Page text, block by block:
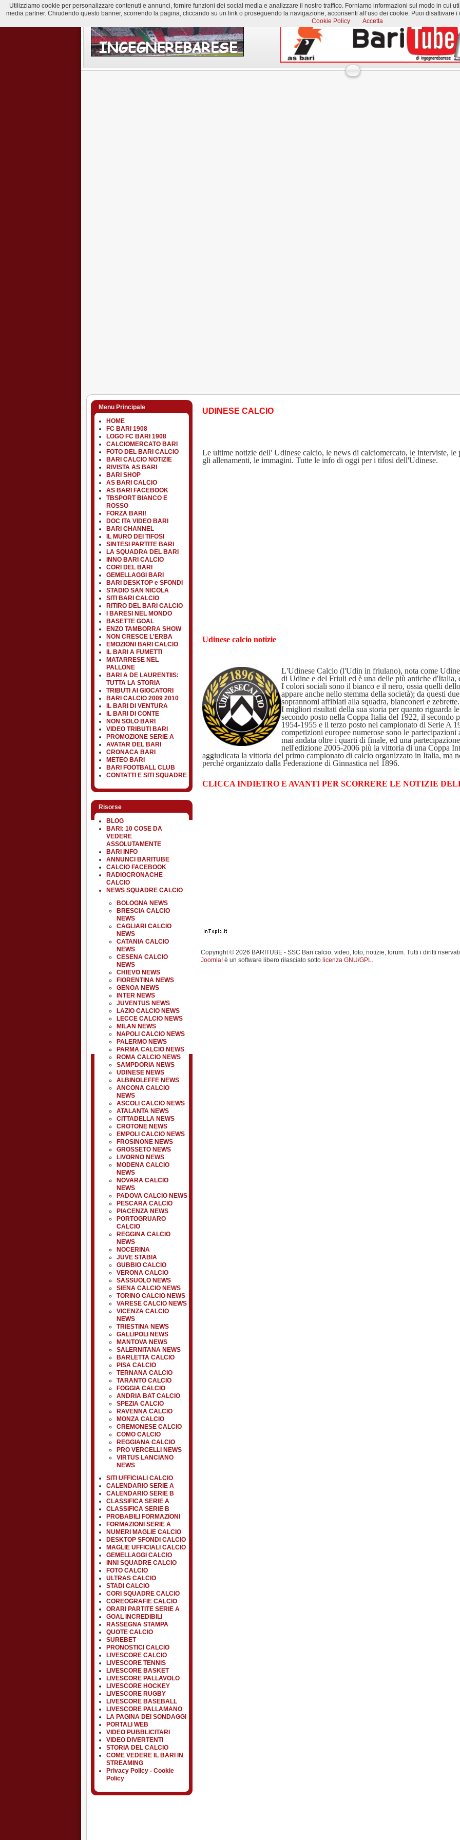
Menu Principale
HOME
FC BARI 1908
LOGO FC BARI 1908
CALCIOMERCATO BARI
FOTO DEL BARI CALCIO
BARI CALCIO NOTIZIE
RIVISTA AS BARI
BARI SHOP
AS BARI CALCIO
AS BARI FACEBOOK
TBSPORT BIANCO E
ROSSO
FORZA BARI!
DOC ITA VIDEO BARI
BARI CHANNEL
IL MURO DEI TIFOSI
SINTESI PARTITE BARI
LA SQUADRA DEL BARI
INNO BARI CALCIO
CORI DEL BARI
GEMELLAGGI BARI
BARI DESKTOP e SFONDI
STADIO SAN NICOLA
SITI BARI CALCIO
RITIRO DEL BARI CALCIO
I BARESI NEL MONDO
BASETTE GOAL
ENZO TAMBORRA SHOW
NON CRESCE L'ERBA
EMOZIONI BARI CALCIO
IL BARI A FUMETTI
MATARRESE NEL
PALLONE
BARI A DE LAURENTIIS:
TUTTA LA STORIA
TRIBUTI AI GIOCATORI
BARI CALCIO 2009 2010
IL BARI DI VENTURA
IL BARI DI CONTE
NON SOLO BARI
VIDEO TRIBUTI BARI
PROMOZIONE SERIE A
AVATAR DEL BARI
CRONACA BARI
METEO BARI
BARI FOOTBALL CLUB
CONTATTI E SITI SQUADRE
Risorse
BLOG
BARI: 10 COSE DA
VEDERE
ASSOLUTAMENTE
BARI INFO
ANNUNCI BARITUBE
CALCIO FACEBOOK
RADIOCRONACHE
CALCIO
NEWS SQUADRE CALCIO
BOLOGNA NEWS
BRESCIA CALCIO
NEWS
CAGLIARI CALCIO
NEWS
CATANIA CALCIO
NEWS
CESENA CALCIO
NEWS
CHIEVO NEWS
FIORENTINA NEWS
GENOA NEWS
INTER NEWS
JUVENTUS NEWS
LAZIO CALCIO NEWS
LECCE CALCIO NEWS
MILAN NEWS
NAPOLI CALCIO NEWS
PALERMO NEWS
PARMA CALCIO NEWS
ROMA CALCIO NEWS
SAMPDORIA NEWS
UDINESE NEWS
ALBINOLEFFE NEWS
ANCONA CALCIO
NEWS
ASCOLI CALCIO NEWS
ATALANTA NEWS
CITTADELLA NEWS
CROTONE NEWS
EMPOLI CALCIO NEWS
FROSINONE NEWS
GROSSETO NEWS
LIVORNO NEWS
MODENA CALCIO
NEWS
NOVARA CALCIO
NEWS
PADOVA CALCIO NEWS
PESCARA CALCIO
PIACENZA NEWS
PORTOGRUARO
CALCIO
REGGINA CALCIO
NEWS
NOCERINA
JUVE STABIA
GUBBIO CALCIO
VERONA CALCIO
SASSUOLO NEWS
SIENA CALCIO NEWS
TORINO CALCIO NEWS
VARESE CALCIO NEWS
VICENZA CALCIO
NEWS
TRIESTINA NEWS
GALLIPOLI NEWS
MANTOVA NEWS
SALERNITANA NEWS
BARLETTA CALCIO
PISA CALCIO
TERNANA CALCIO
TARANTO CALCIO
FOGGIA CALCIO
ANDRIA BAT CALCIO
SPEZIA CALCIO
RAVENNA CALCIO
MONZA CALCIO
CREMONESE CALCIO
COMO CALCIO
REGGIANA CALCIO
PRO VERCELLI NEWS
VIRTUS LANCIANO
NEWS
SITI UFFICIALI CALCIO
CALENDARIO SERIE A
CALENDARIO SERIE B
CLASSIFICA SERIE A
CLASSIFICA SERIE B
PROBABILI FORMAZIONI
FORMAZIONI SERIE A
NUMERI MAGLIE CALCIO
DESKTOP SFONDI CALCIO
MAGLIE UFFICIALI CALCIO
GEMELLAGGI CALCIO
INNI SQUADRE CALCIO
FOTO CALCIO
ULTRAS CALCIO
STADI CALCIO
CORI SQUADRE CALCIO
COREOGRAFIE CALCIO
ORARI PARTITE SERIE A
GOAL INCREDIBILI
RASSEGNA STAMPA
QUOTE CALCIO
SUREBET
PRONOSTICI CALCIO
LIVESCORE CALCIO
LIVESCORE TENNIS
LIVESCORE BASKET
LIVESCORE PALLAVOLO
LIVESCORE HOCKEY
LIVESCORE RUGBY
LIVESCORE BASEBALL
LIVESCORE PALLAMANO
LA PAGINA DEI SONDAGGI
PORTALI WEB
VIDEO PUBBLICITARI
VIDEO DIVERTENTI
STORIA DEL CALCIO
COME VEDERE IL BARI IN
STREAMING
Privacy Policy - Cookie
Policy
UDINESE CALCIO
Le ultime notizie dell' Udinese calcio, le news di calciomercato, le interviste,
gli allenamenti, le immagini. Tutte le info di oggi per i tifosi dell'Udinese.
Udinese calcio notizie
L'Udinese Calcio (l'Udin in friulano), nota come
di Udine e del Friuli ed è una delle più antiche d'Italia,
I colori sociali sono il bianco e il nero, ossia quelli
appare anche nello stemma della società); da questi
soprannomi affibiati alla squadra, bianconeri e zebrette.
I migliori risultati della sua storia per quanto riguarda
secondo posto nella Coppa Italia del 1922, il secondo
1954-1955 e il terzo posto nel campionato di Serie A
competizioni europee numerose sono le
mai andata oltre i quarti di finale, ed una
nell'edizione 2005-2006 più la vittoria di una Coppa
aggiudicata la vittoria del primo campionato di calcio organizzato in Italia, ma
perché organizzato dalla Federazione di Ginnastica nel 1896.
CLICCA INDIETRO E AVANTI PER SCORRERE LE NOTIZIE
Copyright © 2026 BARITUBE - SSC Bari calcio, video, foto, notizie, forum. Tutti i diritti
Joomla! è un software libero rilasciato sotto licenza GNU/GPL.
Utilizziamo cookie per personalizzare contenuti e annunci, fornire funzioni dei social media e analizzare il nostro traffico. Forniamo informazioni sul modo in cui
media partner. Chiudendo questo banner, scorrendo la pagina, cliccando su un link o proseguendo la navigazione, acconsenti all’uso dei cookie. Puoi
Cookie Policy
Accetta